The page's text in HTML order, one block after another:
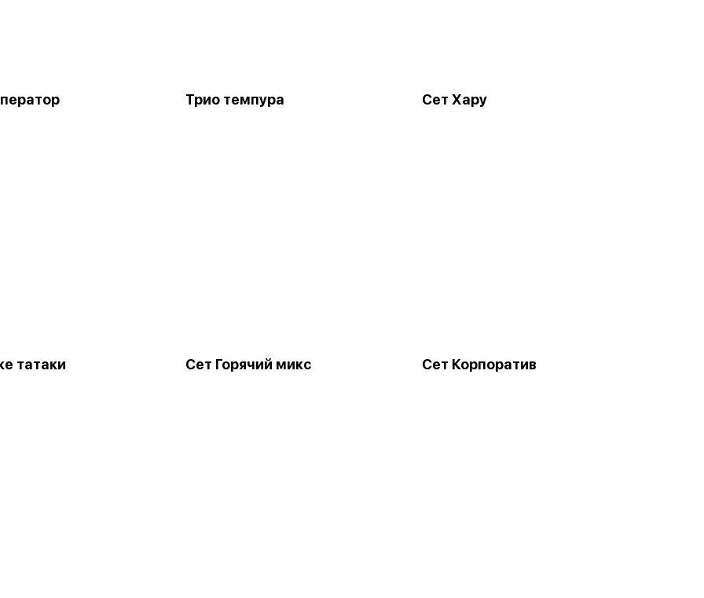
Трио темпура Сет Хару
татаки Сет Горячий микс Сет Корпоратив